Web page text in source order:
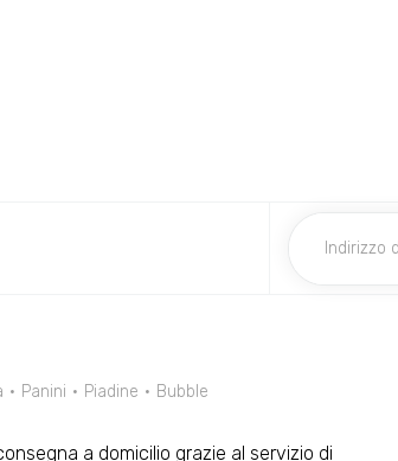
Panini Piadine
Bubble
a domicilio grazie al servizio di